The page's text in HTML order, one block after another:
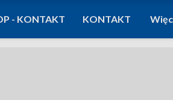
- KONTAKT KONTAKT